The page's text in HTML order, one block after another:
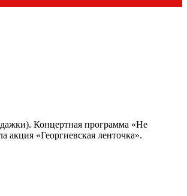
Концертная программа «Не
«Георгиевская ленточка».